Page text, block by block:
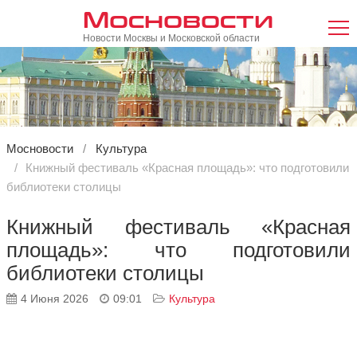
Мосновости
Новости Москвы и Московской области
Мосновости
Культура
Книжный фестиваль «Красная площадь»: что подготовили
библиотеки столицы
Книжный фестиваль «Красная
площадь»: что подготовили
библиотеки столицы
4 Июня 2026 09:01 Культура